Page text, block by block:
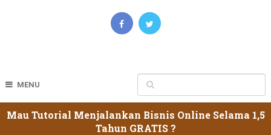
MENU
Mau Tutorial Menjalankan Bisnis Online Selama 1,5
Tahun GRATIS ?